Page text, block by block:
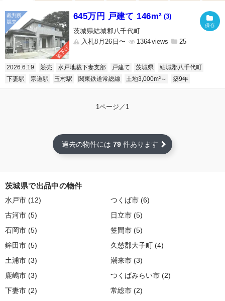
値下げ
645万円 戸建て 146m² (3)
茨城県結城郡八千代町
入札8月26日〜
1364 25
2026.6.19 競売 水戸地裁下妻支部 戸建て 茨城県
結城郡八千代町
下妻駅
宗道駅 玉村駅 関東鉄道常総線 土地3,000m²～ 築9年
1ページ／1
過去の物件には 79 件あります
茨城県で出品中の物件
水戸市 (12) つくば市 (6)
古河市 (5) 日立市 (5)
石岡市 (5) 笠間市 (5)
鉾田市 (5) 久慈郡大子町 (4)
土浦市 (3) 潮来市 (3)
鹿嶋市 (3) つくばみらい市 (2)
下妻市 (2) 常総市 (2)